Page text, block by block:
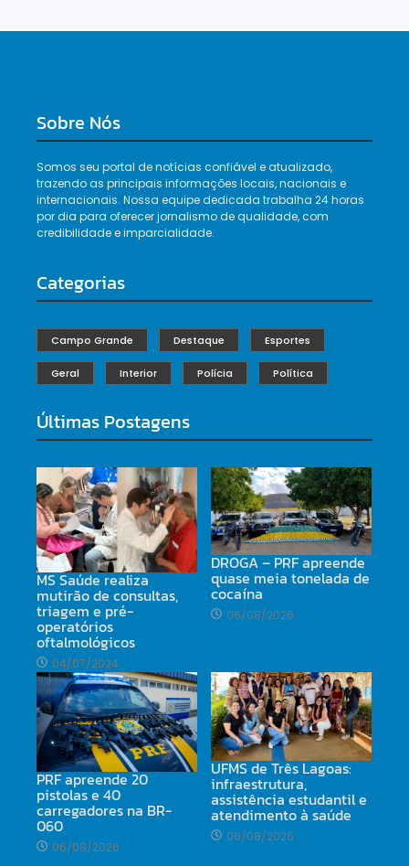
Sobre Nós
Somos seu portal de notícias confiável e atualizado,
trazendo as principais informações locais, nacionais e
internacionais. Nossa equipe dedicada trabalha 24 horas
por dia para oferecer jornalismo de qualidade, com
credibilidade e imparcialidade.
Categorias
Campo Grande Destaque Esportes
Geral Interior Polícia Política
Últimas Postagens
MS Saúde realiza
mutirão de consultas,
triagem e pré-
operatórios
oftalmológicos
04/07/2024
DROGA – PRF apreende
quase meia tonelada de
cocaína
06/08/2026
PRF apreende 20
pistolas e 40
carregadores na BR-
060
06/08/2026
UFMS de Três Lagoas:
infraestrutura,
assistência estudantil e
atendimento à saúde
06/08/2026